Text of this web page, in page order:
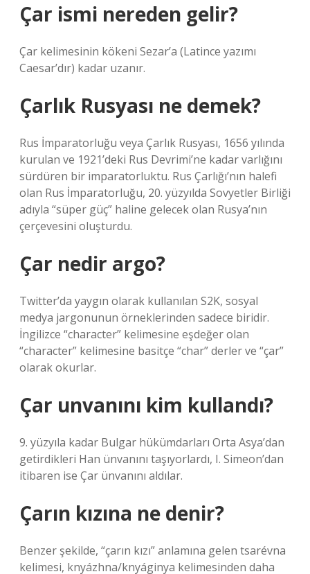
Çar ismi nereden gelir?
Çar kelimesinin kökeni Sezar’a (Latince yazımı
Caesar’dır) kadar uzanır.
Çarlık Rusyası ne demek?
Rus İmparatorluğu veya Çarlık Rusyası, 1656 yılında
kurulan ve 1921’deki Rus Devrimi’ne kadar varlığını
sürdüren bir imparatorluktu. Rus Çarlığı’nın halefi
olan Rus İmparatorluğu, 20. yüzyılda Sovyetler Birliği
adıyla “süper güç” haline gelecek olan Rusya’nın
çerçevesini oluşturdu.
Çar nedir argo?
Twitter’da yaygın olarak kullanılan S2K, sosyal
medya jargonunun örneklerinden sadece biridir.
İngilizce “character” kelimesine eşdeğer olan
“character” kelimesine basitçe “char” derler ve “çar”
olarak okurlar.
Çar unvanını kim kullandı?
9. yüzyıla kadar Bulgar hükümdarları Orta Asya’dan
getirdikleri Han ünvanını taşıyorlardı, I. Simeon’dan
itibaren ise Çar ünvanını aldılar.
Çarın kızına ne denir?
Benzer şekilde, “çarın kızı” anlamına gelen tsarévna
kelimesi, knyázhna/knyáginya kelimesinden daha